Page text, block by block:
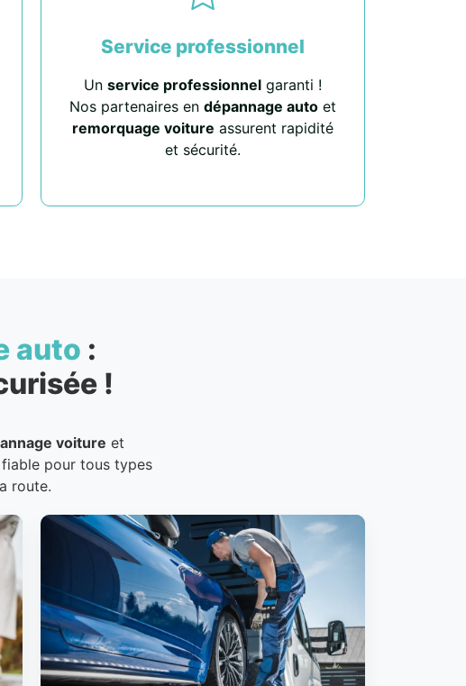
Service professionnel
Un service professionnel garanti !
Nos partenaires en dépannage auto et
remorquage voiture assurent rapidité
et sécurité.
auto :
!
voiture et
pour tous types
route.